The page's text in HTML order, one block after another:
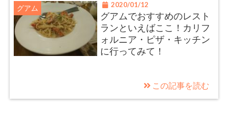
グアム 2020/01/12
グアムでおすすめのレスト
ランといえばここ！カリフ
ォルニア・ピザ・キッチン
に行ってみて！
この記事を読む